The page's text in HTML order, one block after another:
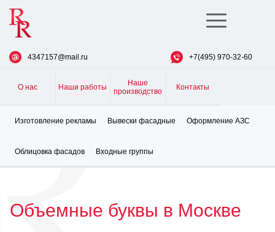
Toggle
navigation
4347157@mail.ru +7(495) 970-32-60
О нас Наши работы
Наше
производство
Контакты
Изготовление рекламы Вывески фасадные Оформление АЗС
Облицовка фасадов Входные группы
Объемные буквы в Москве